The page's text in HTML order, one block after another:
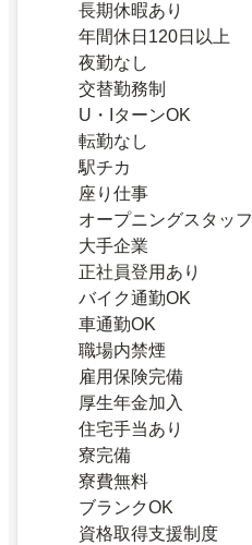
長期休暇あり
年間休日120日以上
夜勤なし
交替勤務制
U・IターンOK
転勤なし
駅チカ
座り仕事
オープニングスタッフ
大手企業
正社員登用あり
バイク通勤OK
車通勤OK
職場内禁煙
雇用保険完備
厚生年金加入
住宅手当あり
寮完備
寮費無料
ブランクOK
資格取得支援制度